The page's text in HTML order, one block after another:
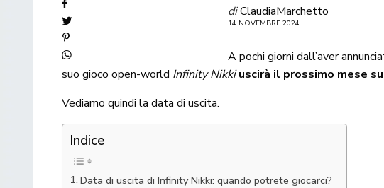
diClaudiaMarchetto
14 NOVEMBRE 2024
A pochi giorni dall’aver
suo gioco open-world Infinity Nikki uscirà il prossimo mese
Vediamo quindi la data di uscita.
Indice
Data di uscita di Infinity Nikki: quando potrete giocarci?